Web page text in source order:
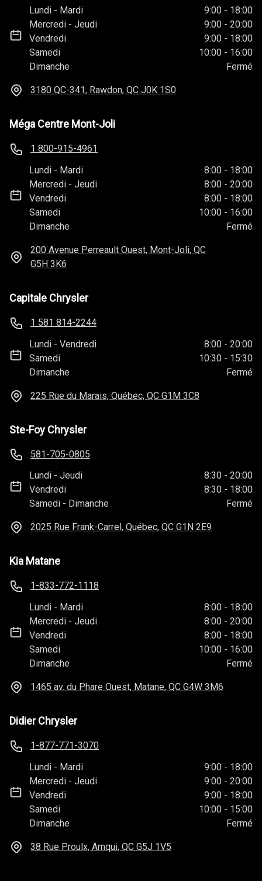
Lundi - Mardi 9:00 - 18:00
Mercredi -Jeudi 9:00 - 20:00
Vendredi
9:00 - 18:00
Samedi
10:00 - 16:00
Dimanche
Fermé
3180 QC-341, Rawdon, QC J0K 1S0
Méga Centre Mont-Joli
1 800-915-4961
Lundi - Mardi 8:00 - 18:00
Mercredi -Jeudi 8:00 - 20:00
Vendredi
8:00 - 18:00
Samedi
10:00 - 16:00
Dimanche
Fermé
200 Avenue Perreault Ouest, Mont-Joli, QC
G5H 3K6
Capitale Chrysler
1 581 814-2244
Lundi -Vendredi 8:00 - 20:00
Samedi
10:30 - 15:30
Dimanche
Fermé
225 Rue du Marais, Québec, QC G1M 3C8
Ste-Foy Chrysler
581-705-0805
Lundi -Jeudi 8:30 - 20:00
Vendredi
8:30 - 18:00
Samedi - Dimanche Fermé
2025 Rue Frank-Carrel, Québec, QC G1N 2E9
Kia Matane
1-833-772-1118
Lundi - Mardi 8:00 - 18:00
Mercredi -Jeudi 8:00 - 20:00
Vendredi
8:00 - 18:00
Samedi
10:00 - 16:00
Dimanche
Fermé
1465 av. du Phare Ouest, Matane, QC G4W 3M6
Didier Chrysler
1-877-771-3070
Lundi - Mardi 9:00 - 18:00
Mercredi -Jeudi 9:00 - 20:00
Vendredi
9:00 - 18:00
Samedi
10:00 - 15:00
Dimanche
Fermé
38 Rue Proulx, Amqui, QC G5J 1V5